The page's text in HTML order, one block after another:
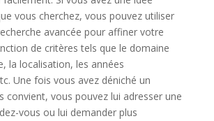
vous cherchez, vous pouvez utiliser
avancée pour affiner votre
de critères tels que le domaine
la localisation, les années
Une fois vous avez déniché un
convient, vous pouvez lui adresser une
vous ou lui demander plus